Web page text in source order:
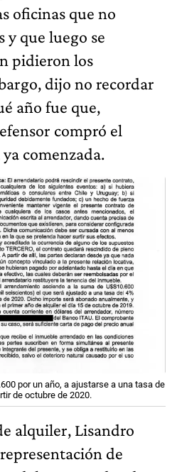
oficinas que no
y que luego se
pidieron los
dijo no recordar
año fue que,
compró el
comenzada.
por un año, a ajustarse a una tasa de
de octubre de 2020.
alquiler, Lisandro
de